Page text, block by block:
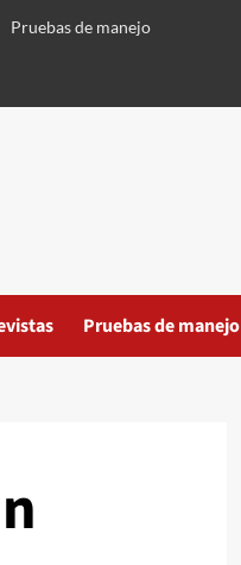
Pruebas de manejo
Pruebas de manejo